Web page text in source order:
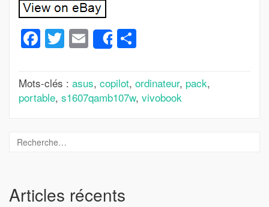
Facebook
Twitter
Email
Share
Mots-clés : asus, copilot, ordinateur, pack,
portable, s1607qamb107w, vivobook
Articles récents